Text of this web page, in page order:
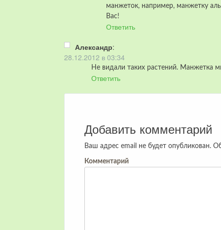
манжеток, например, манжетку
Вас!
Ответить
Александр:
28.12.2012 в 03:34
Не видали таких растений. Манжетка
Ответить
Добавить комментарий
Ваш адрес email не будет опубликован.
Комментарий